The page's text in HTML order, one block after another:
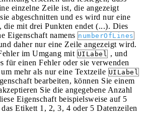
einzelne Zeile ist, die angezeigt
abgeschnitten und es wird nur eine
die mit drei Punkten endet (...). Dies
Eigenschaft namens numberOfLines
daher nur eine Zeile angezeigt wird.
im Umgang mit UILabel , und
für einen Fehler oder sie verwenden
mehr als nur eine Textzeile UILabel
bearbeiten, können Sie einem
Sie die angegebene Anzahl
Eigenschaft beispielsweise auf 5
Etikett 1, 2, 3, 4 oder 5 Datenzeilen